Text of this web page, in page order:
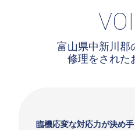
富山県中新川郡
修理をされた
お願いして良かったです